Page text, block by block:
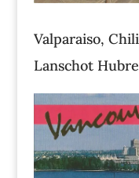
Valparaiso,
Lanschot